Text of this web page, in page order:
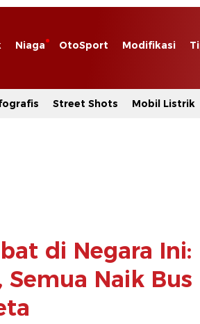
Niaga OtoSport Modifikasi
Street Shots Mobil Listrik
di Negara Ini:
Naik Bus